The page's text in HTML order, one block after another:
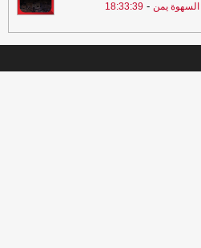
السهوة يمن -
18:33:39